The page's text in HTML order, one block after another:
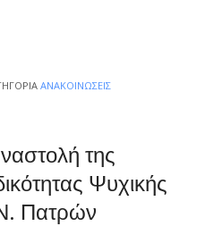
ΑΝΑΚΟΙΝΏΣΕΙΣ
της
Ψυχικής
Πατρών